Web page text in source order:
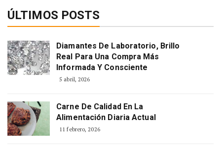
ÚLTIMOS POSTS
Diamantes De Laboratorio, Brillo
Real Para Una Compra Más
Informada Y Consciente
5 abril, 2026
Carne De Calidad En La
Alimentación Diaria Actual
11 febrero, 2026